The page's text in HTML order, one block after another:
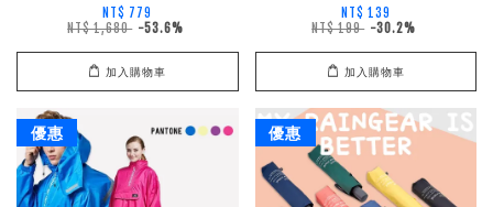
NT$ 779
NT$ 1,680 -53.6%
加入購物車
NT$ 139
NT$ 199 -30.2%
加入購物車
優惠 優惠